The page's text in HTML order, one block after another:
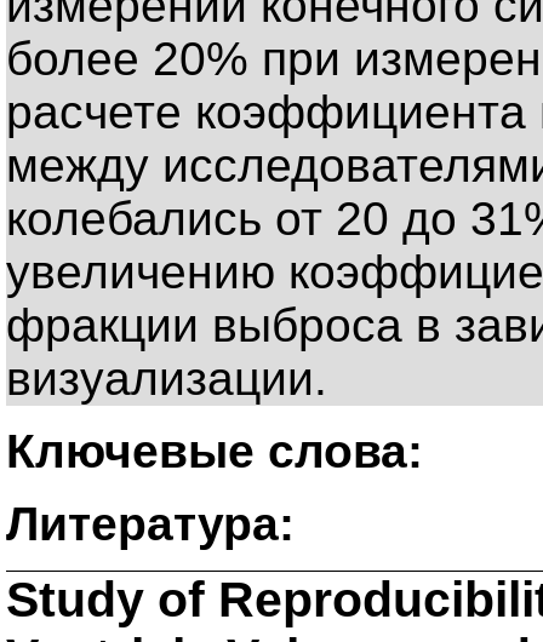
более 20% при
расчете
между
колебались от 20 до
увеличению
фракции выброса в
визуализации.
Ключевые слова:
Литература:
Study of